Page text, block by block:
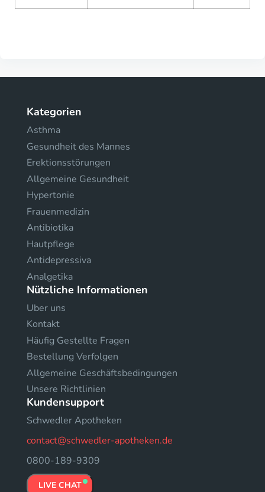
Kategorien
Asthma
Gesundheit des Mannes
Erektionsstörungen
Allgemeine Gesundheit
Hypertonie
Frauenmedizin
Antibiotika
Hautpflege
Antidepressiva
Analgetika
Nützliche Informationen
Uber uns
Kontakt
Häufig Gestellte Fragen
Bestellung Verfolgen
Allgemeine Geschäftsbedingungen
Unsere Richtlinien
Kundensupport
Schwedler Apotheken
contact@schwedler-apotheken.de
0800-189-9309
LIVE CHAT